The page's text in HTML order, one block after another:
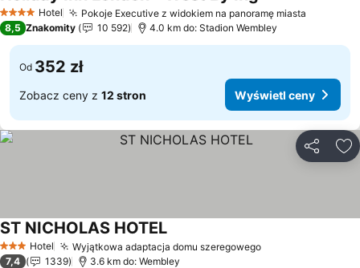
4 KategoriaHotel Pokoje Executive z widokiem na panoramę miasta
8,5 Znakomity 10 592 4.0 km do: Stadion Wembley
Od 352 zł
Zobacz ceny z 12 stron Wyświetl ceny
3 Kategoria
Hotel Wyjątkowa adaptacja domu szeregowegoWyświetl ceny
ST NICHOLAS HOTELWyświetl ceny
7,4 1339 3.6 km do: Wembley